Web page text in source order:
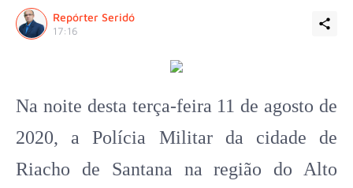
Repórter Seridó
17:16
Na noite desta terça-feira 11 de agosto de
2020, a Polícia Militar da cidade de
Riacho de Santana na região do Alto